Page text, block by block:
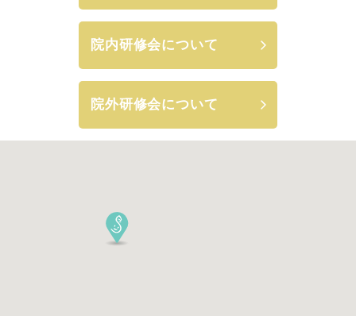
院内研修会について
院外研修会について